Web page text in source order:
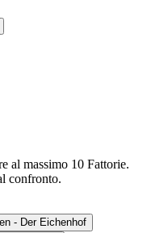
al massimo 10 Fattorie.
confronto.